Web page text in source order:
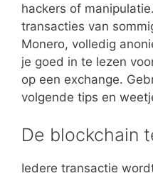
hackers of
transacties van
Monero, volledig
je goed in te lezen
op een exchange.
volgende tips en
De blockchain
Iedere transactie